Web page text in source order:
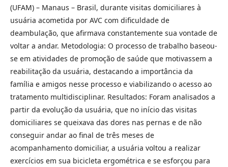
(UFAM) – Manaus – Brasil, durante visitas domiciliares à
usuária acometida por AVC com dificuldade de
deambulação, que afirmava constantemente sua vontade de
voltar a andar. Metodologia: O processo de trabalho baseou-
se em atividades de promoção de saúde que motivassem a
reabilitação da usuária, destacando a importância da
família e amigos nesse processo e viabilizando o acesso ao
tratamento multidisciplinar. Resultados: Foram analisados a
partir da evolução da usuária, que no início das visitas
domiciliares se queixava das dores nas pernas e de não
conseguir andar ao final de três meses de
acompanhamento domiciliar, a usuária voltou a realizar
exercícios em sua bicicleta ergométrica e se esforçou para